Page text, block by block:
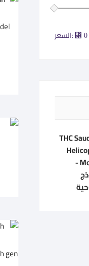
السعر: ⃁ 0